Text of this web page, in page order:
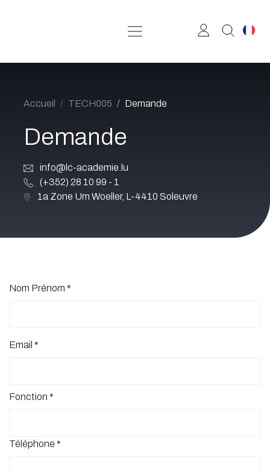
Accueil TECH005 Demande
Demande
info@lc-academie.lu
(+352) 28 10 99 - 1
1a Zone Um Woeller, L-4410 Soleuvre
Nom Prénom *
Email *
Fonction *
Téléphone *